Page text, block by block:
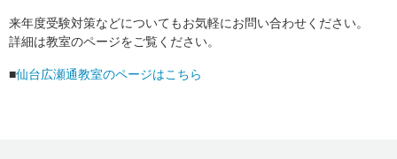
来年度受験対策などについてもお気軽にお問い合わせください。
詳細は教室のページをご覧ください。
■仙台広瀬通教室のページはこちら